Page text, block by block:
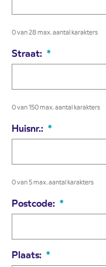
0 van 28 max. aantal karakters
Straat: *
0 van 150 max. aantal karakters
Huisnr.: *
0 van 5 max. aantal karakters
Postcode: *
Plaats: *